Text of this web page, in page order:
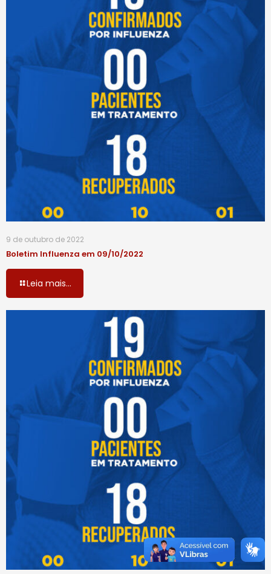
9 de outubro de 2022
Boletim Influenza em 09/10/2022
Leia mais...